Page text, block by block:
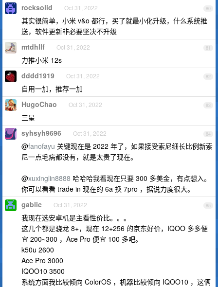
80
rocksolid Oct 31, 2022
其实很简单，小米 v&o 都行，买了就最小化升级，什么系统推
送，软件更新非必要坚决不升级
81
mtdhllf Oct 31, 2022
力推小米 12s
82
dddd1919 Oct 31, 2022
自用一加，推荐一加
83
HugoChao Oct 31, 2022
三星
84
syhsyh9696 Oct 31, 2022
@fanofayu 关键现在是 2022 年了，如果接受索尼细长比例新索
尼一点毛病都没有，就是太贵了现在。
@xuxinglin8888 哈哈哈我看现在只要 300 多美金，有点想入。
你可以看看 trade in 现在的 6a 换 7pro ，据说力度很大。
85
gablic Oct 31, 2022
我现在选安卓机是主看性价比。。。
这几个都是骁龙 8+，现在 12+256 的京东好价，IQOO 多多便
宜 200~300 ，Ace Pro 便宜 100 多吧。
k50u 2600
Ace Pro 3000
IQOO10 3500
系统方面我比较倾向 ColorOS ，机器比较倾向 IQOO10 ，这俩